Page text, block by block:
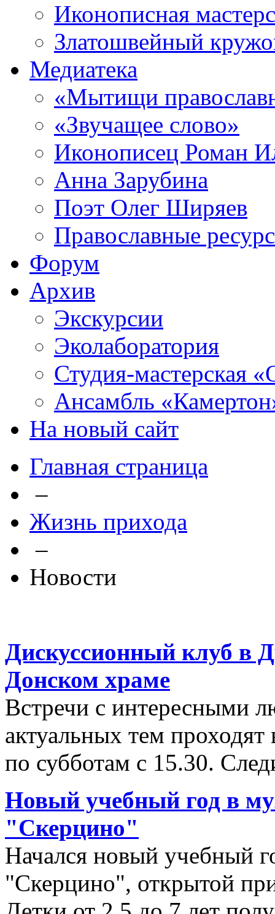
Иконописная
Златошвейный
Медиатека
«Мытищи
«Звучащее слово»
Иконописец Роман
Анна Зарубина
Поэт Олег Ширяев
Православные
Форум
Архив
Экскурсии
Эколаборатория
Студия-мастерская
Ансамбль
На новый сайт
Главная страница
–
Жизнь прихода
–
Новости
Дискуссионный клуб в
Донском храме
Встречи с интересными
актуальных тем проходят
по субботам с 15.30.
Новый учебный год в
"Скерцино"
Начался новый учебный
"Скерцино", открытой